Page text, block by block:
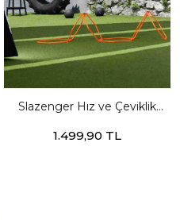
Slazenger Hız ve Çeviklik
Unisex Turuncu Futbol
1.499,90 TL